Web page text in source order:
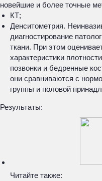
новейшие и более точные
КТ;
Денситометрия.
диагностирование
ткани. При этом
характеристики
позвонки и бедренные
они сравниваются с
группы и половой
Результаты:
Читайте также: